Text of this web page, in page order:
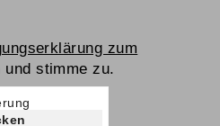
zum
und stimme zu.